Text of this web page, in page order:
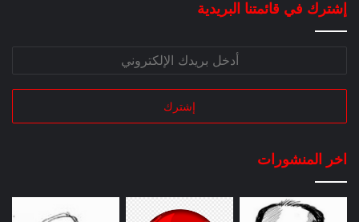
إشترك في قائمتنا البريدية
اخر المنشورات